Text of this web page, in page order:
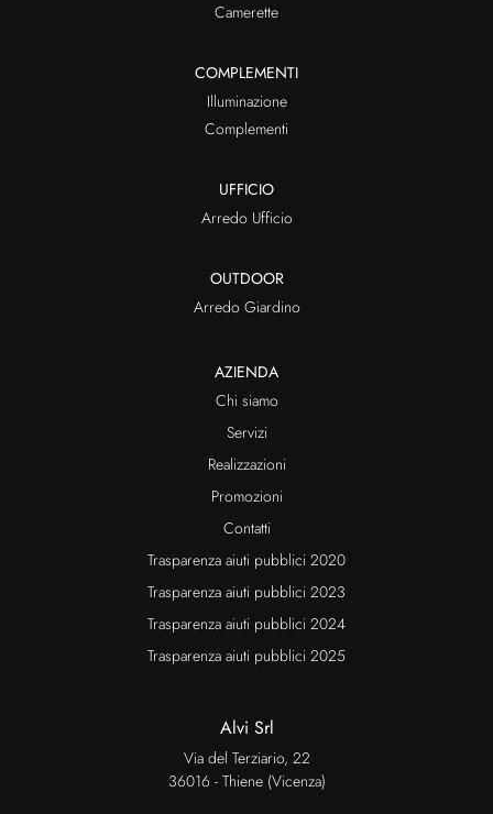
Camerette
COMPLEMENTI
Illuminazione
Complementi
UFFICIO
Arredo Ufficio
OUTDOOR
Arredo Giardino
AZIENDA
Chi siamo
Servizi
Realizzazioni
Promozioni
Contatti
Trasparenza aiuti pubblici 2020
Trasparenza aiuti pubblici 2023
Trasparenza aiuti pubblici 2024
Trasparenza aiuti pubblici 2025
Alvi Srl
Via del Terziario, 22
36016 - Thiene (Vicenza)